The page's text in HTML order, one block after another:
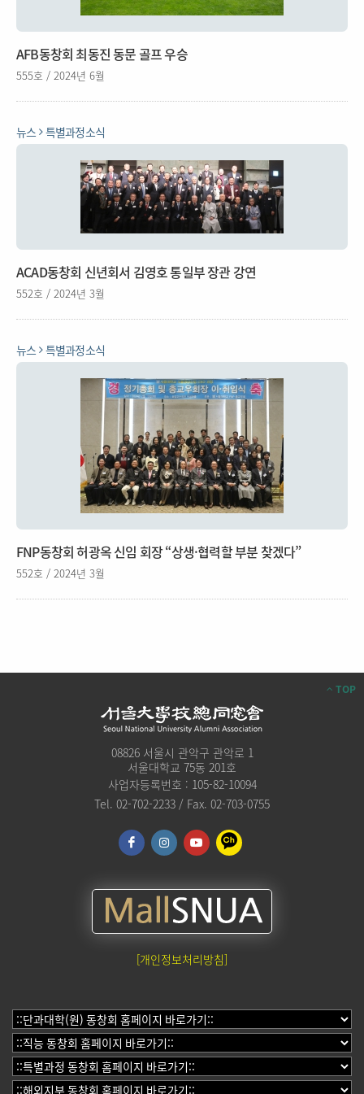
AFB동창회 최동진 동문 골프 우승
555호 / 2024년 6월
뉴스 특별과정소식
ACAD동창회 신년회서 김영호 통일부 장관 강연
552호 / 2024년 3월
뉴스 특별과정소식
FNP동창회 허광옥 신임 회장 “상생·협력할 부분 찾겠다”
552호 / 2024년 3월
TOP
08826 서울시 관악구 관악로 1
서울대학교 75동 201호
사업자등록번호 : 105-82-10094
Tel. 02-702-2233 / Fax. 02-703-0755
[개인정보처리방침]